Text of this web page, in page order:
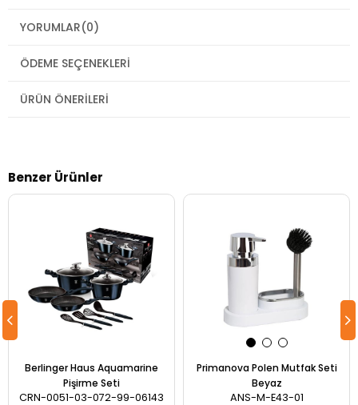
YORUMLAR(0)
ÖDEME SEÇENEKLERI
ÜRÜN ÖNERILERI
Benzer Ürünler
Berlinger Haus Aquamarine
Pişirme Seti
CRN-0051-03-072-99-06143
Primanova Polen Mutfak Seti
Beyaz
ANS-M-E43-01